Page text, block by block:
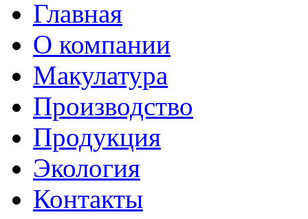
Главная
О компании
Макулатура
Производство
Продукция
Экология
Контакты